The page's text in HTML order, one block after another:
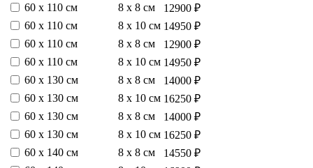
60 х 110 см
8 х 8 см
12900 ₽
60 х 110 см
8 х 10 см 14950 ₽
60 х 110 см
8 х 8 см
12900 ₽
60 х 110 см
8 х 10 см 14950 ₽
60 х 130 см
8 х 8 см
14000 ₽
60 х 130 см
8 х 10 см 16250 ₽
60 х 130 см
8 х 8 см
14000 ₽
60 х 130 см
8 х 10 см 16250 ₽
60 х 140 см
8 х 8 см
14550 ₽